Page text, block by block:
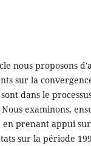
nous proposons
sur la
dans le
examinons,
en prenant appui
sur la période